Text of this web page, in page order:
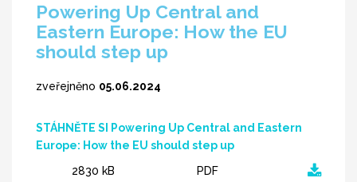
Powering Up Central and
Eastern Europe: How the EU
should step up
zveřejněno 05.06.2024
STÁHNĚTE SI Powering Up Central and Eastern
Europe: How the EU should step up
2830 kB
PDF
Hledaný výraz